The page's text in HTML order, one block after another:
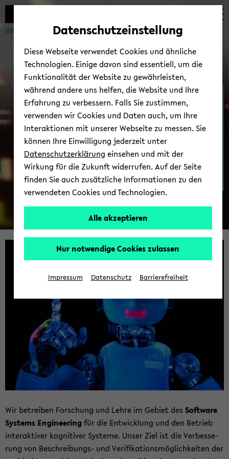
Automatische
vermeiden
zum
wechseln
zum
wechseln
zum
wechseln
AR­BEITS­GRUP­PE Co­gni­ti­ve
Sys­tems En­gi­nee­ring
Wir be­trei­ben For­schung und Lehre im Ge­biet des Soft­ware
Sys­tems En­gi­nee­ringfür die Ent­wick­lung und den Be­trieb
in­ter­ak­ti­ver ko­gni­ti­ver Sys­te­me. Unser Ziel ist die Ver­bes­se­
rung von Beschreibungs-​ und Ve­ri­fi­ka­ti­ons­mög­lich­kei­ten der
Datenschutzeinstellung
Diese Webseite verwendet Cookies und ähnliche
Technologien. Einige davon sind essentiell, um die
Funktionalität der Website zu gewährleisten,
während andere uns helfen, die Website und Ihre
Erfahrung zu verbessern. Falls Sie zustimmen,
verwenden wir Cookies und Daten auch, um Ihre
Interaktionen mit unserer Webseite zu messen. Sie
können Ihre Einwilligung jederzeit unter
Datenschutzerklärung einsehen und mit der
Wirkung für die Zukunft widerrufen. Auf der Seite
finden Sie auch zusätzliche Informationen zu den
verwendeten Cookies und Technologien.
Alle akzeptieren
Nur notwendige Cookies zulassen
Impressum Datenschutz Barrierefreiheit